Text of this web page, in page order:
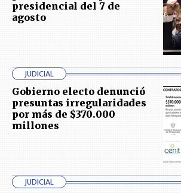
presidencial del 7 de
agosto
JUDICIAL
Gobierno electo denunció
presuntas irregularidades
por más de $370.000
millones
JUDICIAL